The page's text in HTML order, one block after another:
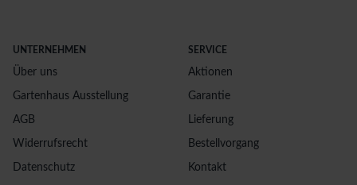
UNTERNEHMEN
Über uns
Gartenhaus Ausstellung
AGB
Widerrufsrecht
Datenschutz
SERVICE
Aktionen
Garantie
Lieferung
Bestellvorgang
Kontakt